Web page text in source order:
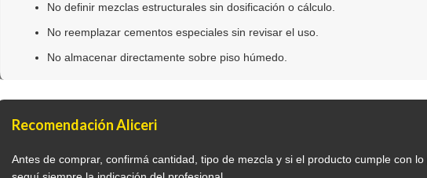
No definir mezclas estructurales sin dosificación o cálculo.
No reemplazar cementos especiales sin revisar el uso.
No almacenar directamente sobre piso húmedo.
Recomendación Aliceri
Antes de comprar, confirmá cantidad, tipo de mezcla y si el producto cumple con